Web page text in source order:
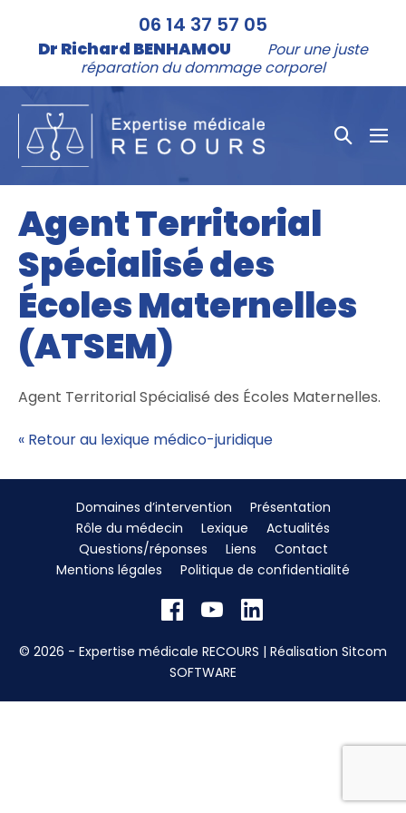
contenu
06 14 37 57 05
Dr Richard BENHAMOU
Pour une juste
réparation du dommage corporel
Agent Territorial
Spécialisé des
Écoles Maternelles
(ATSEM)
Agent Territorial Spécialisé des Écoles Maternelles.
« Retour au lexique médico-juridique
Domaines d’intervention
Présentation
Rôle du médecin
Lexique
Actualités
Questions/réponses
Liens
Contact
Mentions légales
Politique de confidentialité
© 2026 - Expertise médicale RECOURS | Réalisation Sitcom
SOFTWARE